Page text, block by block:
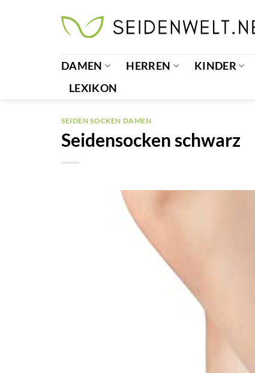
DAMEN
HERREN KINDER
LEXIKON
SEIDEN SOCKEN DAMEN
Seidensocken schwarz